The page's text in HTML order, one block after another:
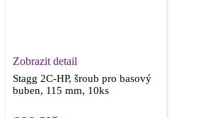
Zobrazit detail
Stagg 2C-HP, šroub pro basový
buben, 115 mm, 10ks